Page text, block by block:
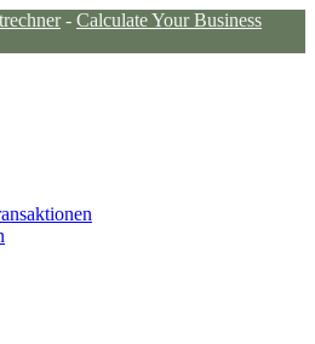
- Calculate Your Business